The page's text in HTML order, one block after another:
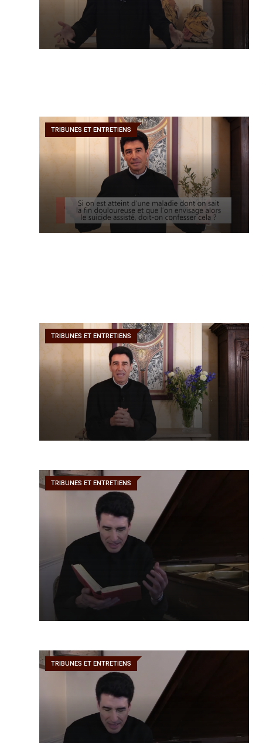
TRIBUNES ET ENTRETIENS
TRIBUNES ET ENTRETIENS
TRIBUNES ET ENTRETIENS
TRIBUNES ET ENTRETIENS